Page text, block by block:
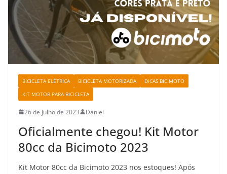
BICICLETA ELÉTRICA BICICLETA MOTORIZADA
DICAS BICIMOTO
KIT MOTOR PARA BICICLETA
26 de julho de 2023 Daniel
Oficialmente chegou! Kit Motor
80cc da Bicimoto 2023
Kit Motor 80cc da Bicimoto 2023 nos estoques! Após